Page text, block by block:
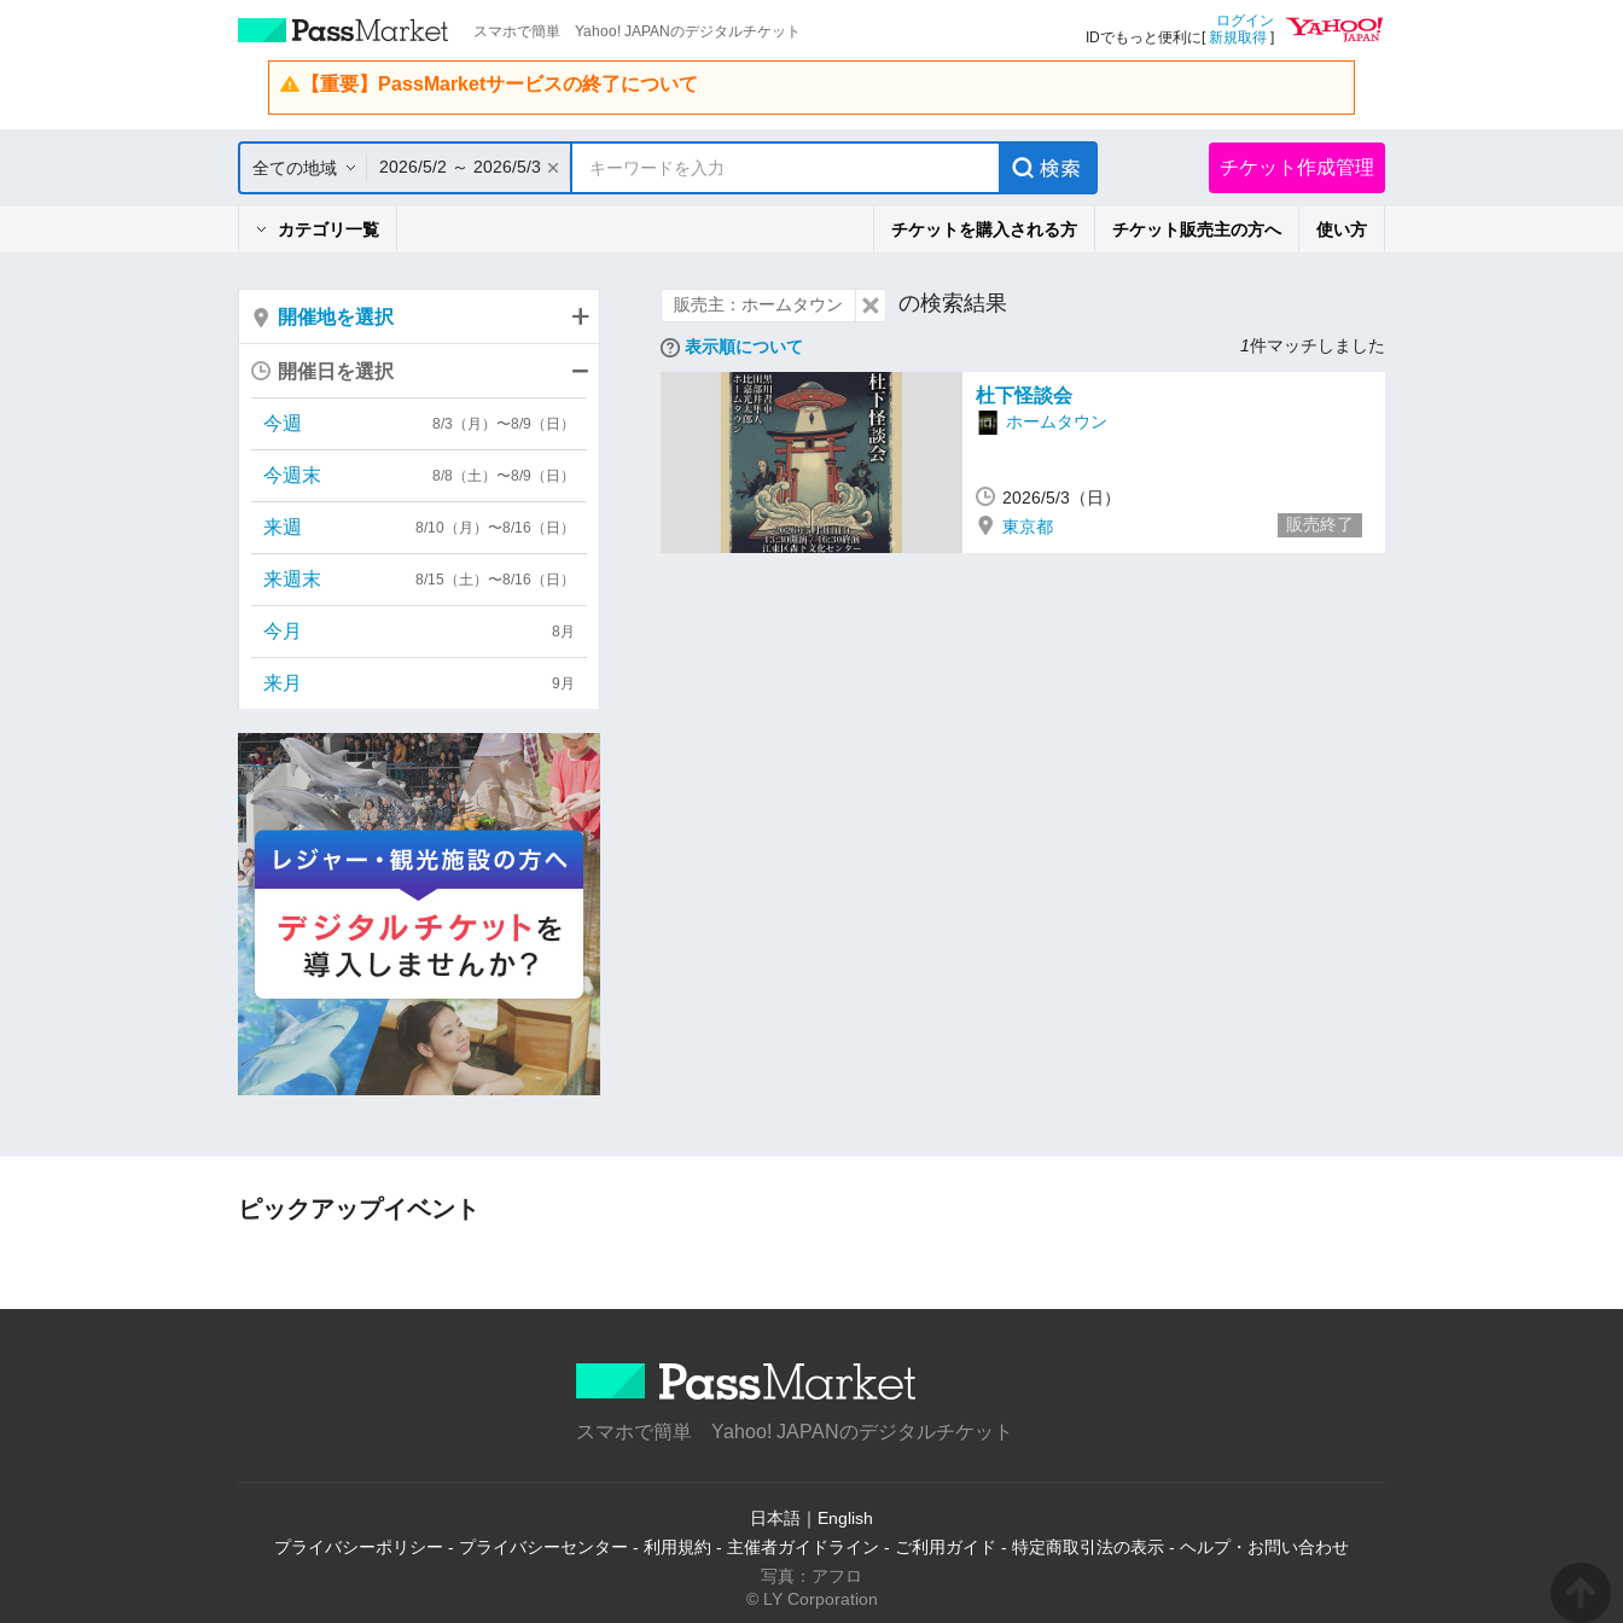
スマホで簡単 Yahoo! JAPANのデジタルチケット
ログイン
IDでもっと便利に[新規取得 ]
【重要】PassMarketサービスの終了について
全ての地域 2026/5/2 ～ 2026/5/3 キーワードを入力 チケット作成管理
カテゴリ一覧 チケットを購入される方 チケット販売主の方へ 使い方
販売主：ホームタウン の検索結果
表示順について 1件マッチしました
杜下怪談会
ホームタウン
2026/5/3（日）
東京都
販売終了
開催地を選択
開催日を選択
今週 8/3（月）〜8/9（日）
今週末 8/8（土）〜8/9（日）
来週 8/10（月）〜8/16（日）
来週末 8/15（土）〜8/16（日）
今月 8月
来月 9月
ピックアップイベント
スマホで簡単 Yahoo! JAPANのデジタルチケット
日本語 ｜ English
プライバシーポリシー - プライバシーセンター - 利用規約 - 主催者ガイドライン - ご利用ガイド - 特定商取引法の表示 - ヘルプ・お問い合わせ
写真：アフロ
© LY Corporation